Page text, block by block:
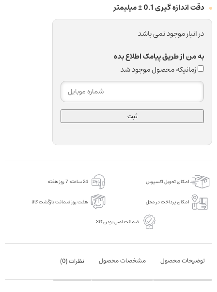
دقت اندازه گیری 0.1 ± میلیمتر
در انبار موجود نمی باشد
به من از طریق پیامک اطلاع بده
زمانیکه محصول موجود شد
ثبت
امکان تحویل اکسپرس 24 ساعته 7 روز هفته
امکان پرداخت در محل هفت روز ضمانت بازگشت کالا
ضمانت اصل بودن کالا
توضیحات محصول مشخصات محصول نظرات (0
)